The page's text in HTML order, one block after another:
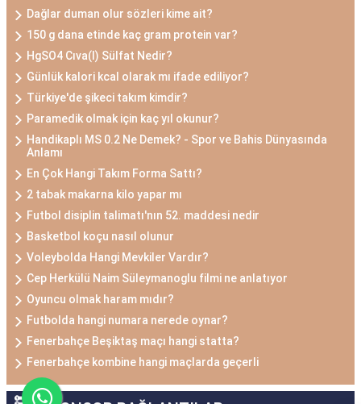
Dağlar duman olur sözleri kime ait?
150 g dana etinde kaç gram protein var?
HgSO4 Cıva(I) Sülfat Nedir?
Günlük kalori kcal olarak mı ifade ediliyor?
Türkiye'de şikeci takım kimdir?
Paramedik olmak için kaç yıl okunur?
Handikaplı MS 0.2 Ne Demek? - Spor ve Bahis Dünyasında
Anlamı
En Çok Hangi Takım Forma Sattı?
2 tabak makarna kilo yapar mı
Futbol disiplin talimatı'nın 52. maddesi nedir
Basketbol koçu nasıl olunur
Voleybolda Hangi Mevkiler Vardır?
Cep Herkülü Naim Süleymanoglu filmi ne anlatıyor
Oyuncu olmak haram mıdır?
Futbolda hangi numara nerede oynar?
Fenerbahçe Beşiktaş maçı hangi statta?
Fenerbahçe kombine hangi maçlarda geçerli